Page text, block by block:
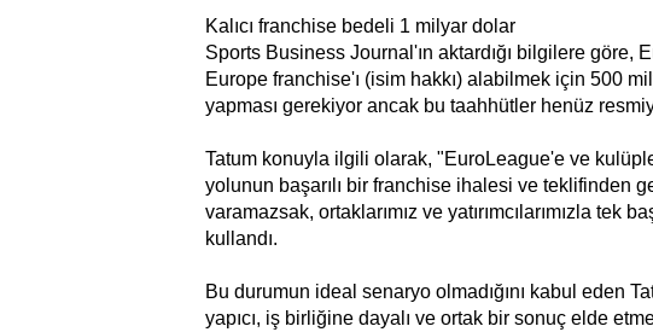
Kalıcı franchise bedeli 1 milyar dolar
Sports Business Journal'ın aktardığı bilgilere göre,
Europe franchise'ı (isim hakkı) alabilmek için 500
yapması gerekiyor ancak bu taahhütler henüz
Tatum konuyla ilgili olarak, "EuroLeague'e ve
yolunun başarılı bir franchise ihalesi ve teklifinden
varamazsak, ortaklarımız ve yatırımcılarımızla tek
kullandı.
Bu durumun ideal senaryo olmadığını kabul eden
yapıcı, iş birliğine dayalı ve ortak bir sonuç elde